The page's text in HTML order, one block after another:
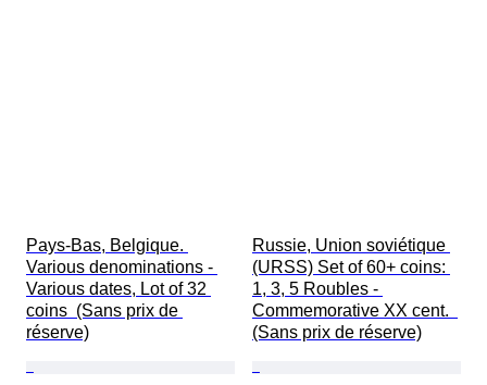
Pays-Bas, Belgique.
Various denominations -
Various dates, Lot of 32
coins  (Sans prix de
réserve)
Russie, Union soviétique
(URSS) Set of 60+ coins:
1, 3, 5 Roubles -
Commemorative XX cent.
(Sans prix de réserve)